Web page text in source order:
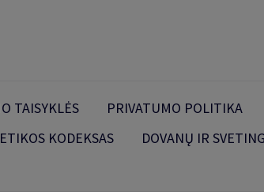
TAISYKLĖS PRIVATUMO POLITIKA
KODEKSAS
DOVANŲ IR